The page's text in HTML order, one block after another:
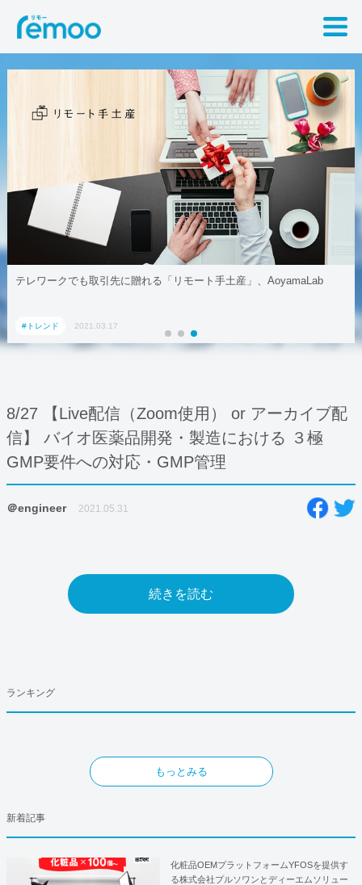
テレワークでも取引先に贈れる「リモート手土産」、AoyamaLab
#トレンド 2021.03.17
8/27 【Live配信（Zoom使用） or アーカイブ配
信】 バイオ医薬品開発・製造における ３極
GMP要件への対応・GMP管理
＠engineer 2021.05.31
続きを読む
ランキング
もっとみる
新着記事
化粧品OEMプラットフォームYFOSを提供す
る株式会社プルソワンとディーエムソリュー